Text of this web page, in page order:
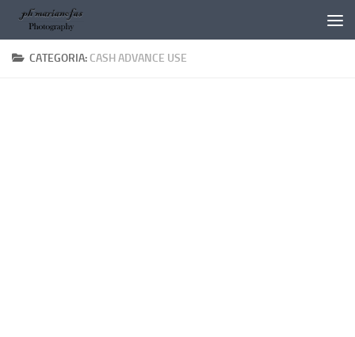
Salta al contenuto
CATEGORIA: CASH ADVANCE USE